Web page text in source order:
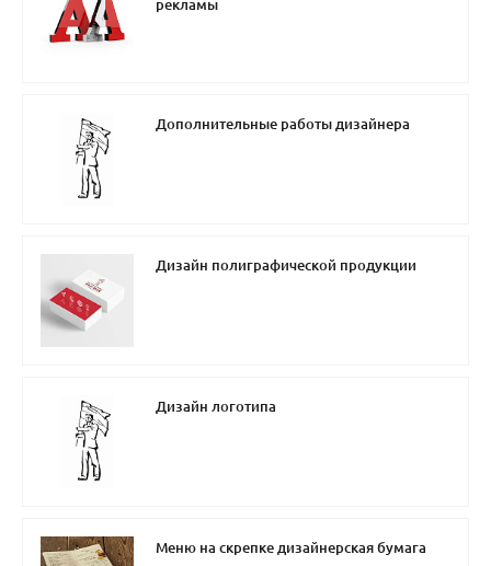
рекламы
Дополнительные работы дизайнера
Дизайн полиграфической продукции
Дизайн логотипа
Меню на скрепке дизайнерская бумага